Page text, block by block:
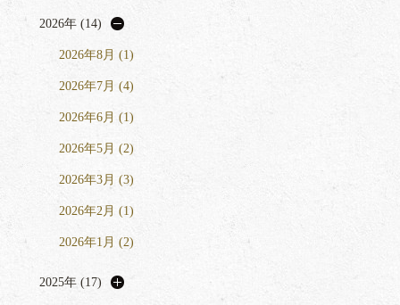
2026年 (14)
2026年8月 (1)
2026年7月 (4)
2026年6月 (1)
2026年5月 (2)
2026年3月 (3)
2026年2月 (1)
2026年1月 (2)
2025年 (17)